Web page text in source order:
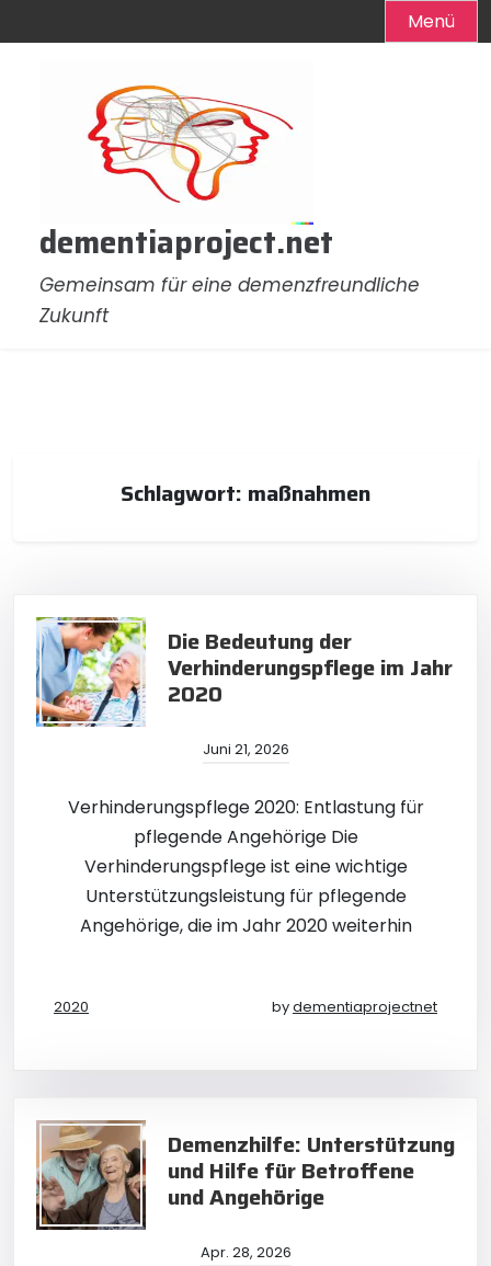
Menü
dementiaproject.net
Gemeinsam für eine demenzfreundliche
Zukunft
Schlagwort: maßnahmen
Die Bedeutung der
Verhinderungspflege im Jahr
2020
Juni 21, 2026
Verhinderungspflege 2020: Entlastung für
pflegende Angehörige Die
Verhinderungspflege ist eine wichtige
Unterstützungsleistung für pflegende
Angehörige, die im Jahr 2020 weiterhin
2020 bydementiaprojectnet
Demenzhilfe: Unterstützung
und Hilfe für Betroffene
und Angehörige
Apr. 28, 2026